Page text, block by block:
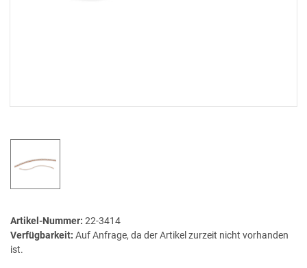
Artikel-Nummer: 22-3414
Verfügbarkeit: Auf Anfrage, da der Artikel zurzeit nicht vorhanden
ist.